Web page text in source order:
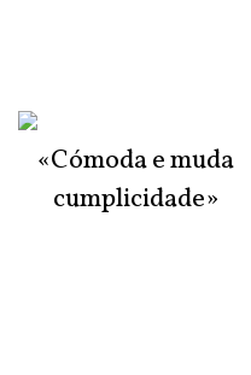
«Cómoda e muda
cumplicidade»